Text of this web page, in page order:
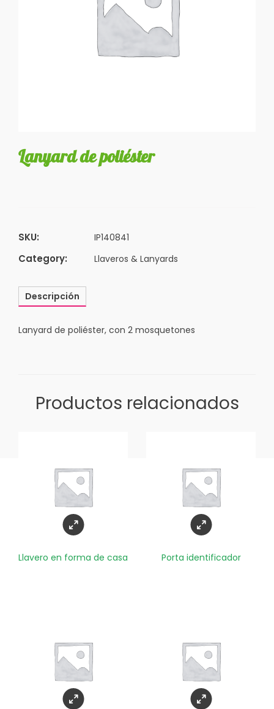
Lanyard de poliéster
SKU: IP140841
Category: Llaveros & Lanyards
Descripción
Lanyard de poliéster, con 2 mosquetones
Productos relacionados
Llavero en forma de casa Porta identificador